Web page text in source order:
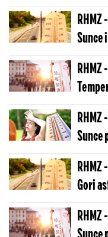
RHMZ
Sunce
RHMZ
kreću
RHMZ
Sunce
za
RHMZ
Gori
evo
RHMZ